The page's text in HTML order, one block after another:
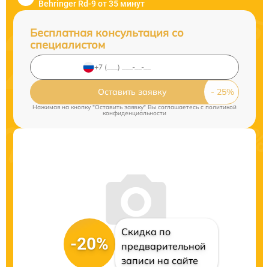
Behringer Rd-9 от 35 минут
Бесплатная консультация со
специалистом
Оставить заявку
Нажимая на кнопку "Оставить заявку" Вы соглашаетесь cполитикой
конфиденциальности
-20%
Скидка по
предварительной
записи на сайте